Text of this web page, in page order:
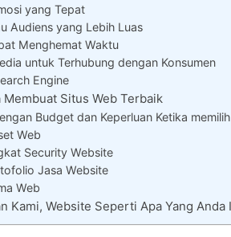
yang Tepat
Audiens yang Lebih Luas
Menghemat Waktu
untuk Terhubung dengan Konsumen
Engine
Situs Web Terbaik
Budget dan Keperluan Ketika
Web
Security Website
Jasa Website
Web
Kami, Website Seperti Apa Yang